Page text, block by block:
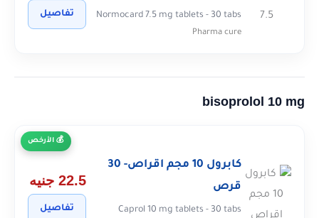
Normocard 7.5 mg tablets - 30 tabs
Pharma cure
تفاصيل
bisoprolol 10 mg
الأرخص
كابرول 10 مجم اقراص- 30
قرص
Caprol 10 mg tablets - 30 tabs
22.5 جنيه
تفاصيل